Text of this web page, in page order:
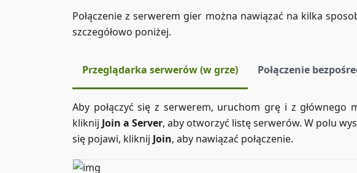
Połączenie z serwerem gier można nawiązać na kilka
szczegółowo poniżej.
Przeglądarka serwerów (w grze) Połączenie
Aby połączyć się z serwerem, uruchom grę i z głównego
kliknij Join a Server, aby otworzyć listę serwerów. W polu
się pojawi, kliknij Join, aby nawiązać połączenie.